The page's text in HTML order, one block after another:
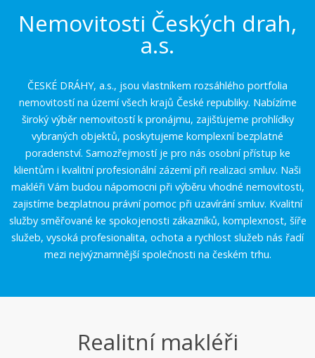
Nemovitosti Českých drah,
a.s.
ČESKÉ DRÁHY, a.s., jsou vlastníkem rozsáhlého portfolia
nemovitostí na území všech krajů České republiky. Nabízíme
široký výběr nemovitostí k pronájmu, zajišťujeme prohlídky
vybraných objektů, poskytujeme komplexní bezplatné
poradenství. Samozřejmostí je pro nás osobní přístup ke
klientům i kvalitní profesionální zázemí při realizaci smluv. Naši
makléři Vám budou nápomocni při výběru vhodné nemovitosti,
zajistíme bezplatnou právní pomoc při uzavírání smluv. Kvalitní
služby směřované ke spokojenosti zákazníků, komplexnost, šíře
služeb, vysoká profesionalita, ochota a rychlost služeb nás řadí
mezi nejvýznamnější společnosti na českém trhu.
Realitní makléři